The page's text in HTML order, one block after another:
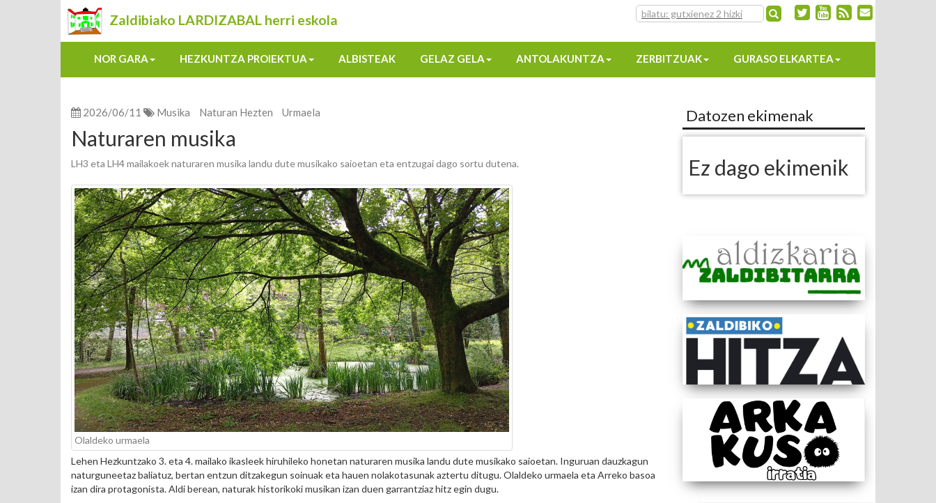
Zaldibiako LARDIZABAL herri eskola
NOR GARA HEZKUNTZA PROIEKTUA ALBISTEAK GELAZ GELA ANTOLAKUNTZA ZERBITZUAK GURASO ELKARTEA
2026/06/11 Musika Naturan Hezten Urmaela
Naturaren musika
LH3 eta LH4 mailakoek naturaren musika landu dute musikako saioetan eta entzugai dago sortu dutena.
Olaldeko urmaela
Lehen Hezkuntzako 3. eta 4. mailako ikasleek hiruhileko honetan naturaren musika landu dute musikako saioetan. Inguruan dauzkagun
naturguneetaz baliatuz, bertan entzun ditzakegun soinuak eta hauen nolakotasunak aztertu ditugu. Olaldeko urmaela eta Arreko basoa
izan dira protagonista. Aldi berean, naturak historikoki musikan izan duen garrantziaz hitz egin dugu.
Datozen ekimenak
Ez dago ekimenik